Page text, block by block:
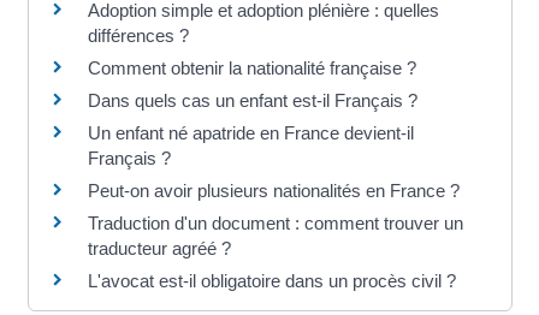
Adoption simple et adoption plénière : quelles
différences ?
Comment obtenir la nationalité française ?
Dans quels cas un enfant est-il Français ?
Un enfant né apatride en France devient-il
Français ?
Peut-on avoir plusieurs nationalités en France ?
Traduction d'un document : comment trouver un
traducteur agréé ?
L'avocat est-il obligatoire dans un procès civil ?